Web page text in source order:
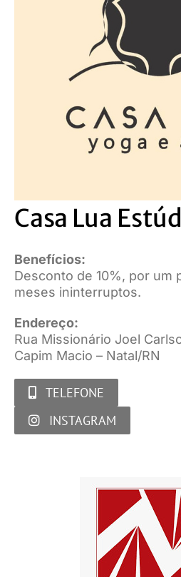
Casa Lua
Benefícios:
Desconto de 10%, por um
meses ininterruptos.
Endereço:
Rua Missionário Joel
Capim Macio – Natal/RN
TELEFONE
INSTAGRAM